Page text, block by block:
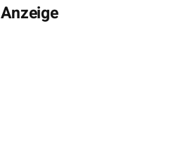
Anzeige